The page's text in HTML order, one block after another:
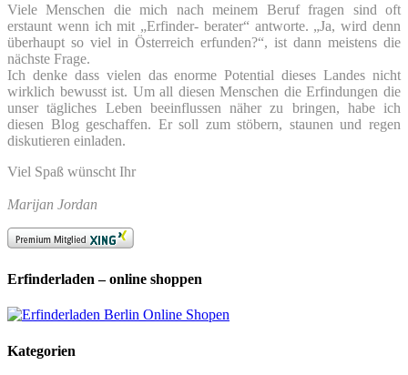
Viele Menschen die mich nach meinem Beruf fragen sind oft
erstaunt wenn ich mit „Erfinder- berater“ antworte. „Ja, wird denn
überhaupt so viel in Österreich erfunden?“, ist dann meistens die
nächste Frage.
Ich denke dass vielen das enorme Potential dieses Landes nicht
wirklich bewusst ist. Um all diesen Menschen die Erfindungen die
unser tägliches Leben beeinflussen näher zu bringen, habe ich
diesen Blog geschaffen. Er soll zum stöbern, staunen und regen
diskutieren einladen.
Viel Spaß wünscht Ihr
Marijan Jordan
Erfinderladen – online shoppen
Kategorien